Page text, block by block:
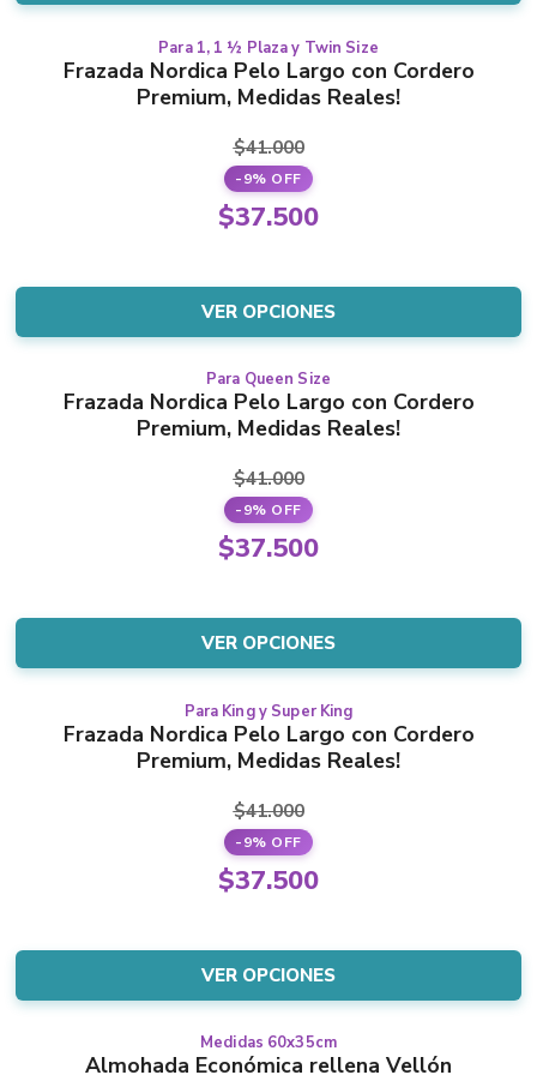
$9.000.
chosen
on
the
product
page
Para 1, 1 ½ Plaza y Twin Size
Frazada Nordica Pelo Largo con Cordero
Premium, Medidas Reales!
$41.000
-9% OFF
Original
price
$41.000.
$37.500
price
is:
$37.500.
VER OPCIONES
This
product
has
multiple
variants.
The
options
be
chosen
on
the
product
page
Para Queen Size
Frazada Nordica Pelo Largo con Cordero
Premium, Medidas Reales!
$41.000
-9% OFF
Original
$41.000.
$37.500
price
is:
$37.500.
VER OPCIONES
This
product
has
multiple
variants.
The
options
be
chosen
on
the
product
page
Para King y Super King
Frazada Nordica Pelo Largo con Cordero
Premium, Medidas Reales!
$41.000
-9% OFF
Original
price
$41.000.
$37.500
price
is:
$37.500.
VER OPCIONES
This
product
has
multiple
variants.
The
options
be
chosen
on
the
Medidas 60x35cm
Almohada Económica rellena Vellón
This